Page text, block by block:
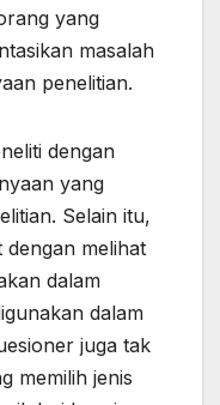
yang
masalah
penelitian.
dengan
yang
Selain itu,
dengan melihat
dalam
dalam
juga tak
memilih jenis